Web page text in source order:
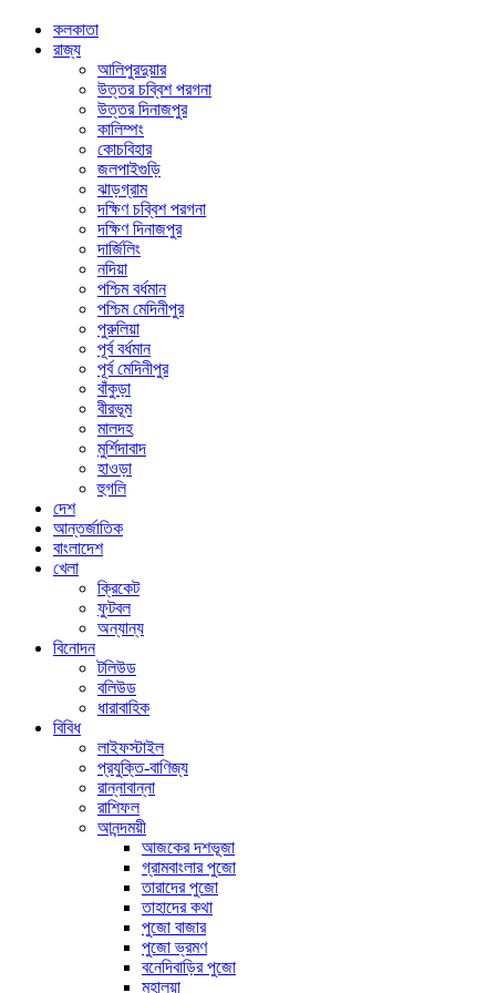
কলকাতা
রাজ্য
আলিপুরদুয়ার
উত্তর চব্বিশ পরগনা
উত্তর দিনাজপুর
কালিম্পং
কোচবিহার
জলপাইগুড়ি
ঝাড়গ্রাম
দক্ষিণ চব্বিশ পরগনা
দক্ষিণ দিনাজপুর
দার্জিলিং
নদিয়া
পশ্চিম বর্ধমান
পশ্চিম মেদিনীপুর
পুরুলিয়া
পূর্ব বর্ধমান
পূর্ব মেদিনীপুর
বাঁকুড়া
বীরভূম
মালদহ
মুর্শিদাবাদ
হাওড়া
হুগলি
দেশ
আন্তর্জাতিক
বাংলাদেশ
খেলা
ক্রিকেট
ফুটবল
অন্যান্য
বিনোদন
টলিউড
বলিউড
ধারাবাহিক
বিবিধ
লাইফস্টাইল
প্রযুক্তি-বাণিজ্য
রান্নাবান্না
রাশিফল
আনন্দময়ী
আজকের দশভূজা
গ্রামবাংলার পুজো
তারাদের পুজো
তাহাদের কথা
পুজো বাজার
পুজো ভ্রমণ
বনেদিবাড়ির পুজো
মহালয়া